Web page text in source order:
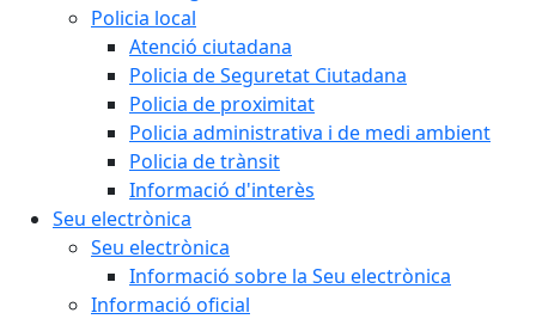
Policia local
Atenció ciutadana
Policia de Seguretat Ciutadana
Policia de proximitat
Policia administrativa i de medi ambient
Policia de trànsit
Informació d'interès
Seu electrònica
Seu electrònica
Informació sobre la Seu electrònica
Informació oficial